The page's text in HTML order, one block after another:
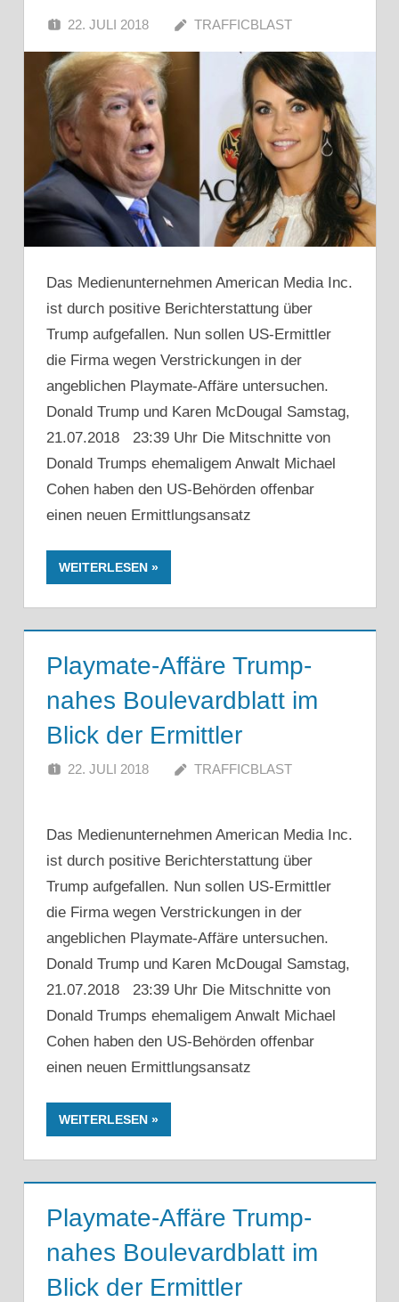
22. JULI 2018 TRAFFICBLAST
Das Medienunternehmen American Media Inc.
ist durch positive Berichterstattung über
Trump aufgefallen. Nun sollen US-Ermittler
die Firma wegen Verstrickungen in der
angeblichen Playmate-Affäre untersuchen.
Donald Trump und Karen McDougal Samstag,
21.07.2018 23:39 Uhr Die Mitschnitte von
Donald Trumps ehemaligem Anwalt Michael
Cohen haben den US-Behörden offenbar
einen neuen Ermittlungsansatz
WEITERLESEN
Playmate-Affäre Trump-
nahes Boulevardblatt im
Blick der Ermittler
22. JULI 2018 TRAFFICBLAST
Das Medienunternehmen American Media Inc.
ist durch positive Berichterstattung über
Trump aufgefallen. Nun sollen US-Ermittler
die Firma wegen Verstrickungen in der
angeblichen Playmate-Affäre untersuchen.
Donald Trump und Karen McDougal Samstag,
21.07.2018 23:39 Uhr Die Mitschnitte von
Donald Trumps ehemaligem Anwalt Michael
Cohen haben den US-Behörden offenbar
einen neuen Ermittlungsansatz
WEITERLESEN
Playmate-Affäre Trump-
nahes Boulevardblatt im
Blick der Ermittler